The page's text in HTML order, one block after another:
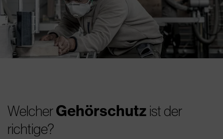
WelcherGehörschutz ist der
richtige?